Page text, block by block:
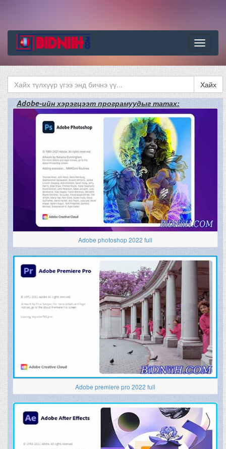
Цэс
Хайх
Adobe-ийн хэрэгцээт програмуудыг татах:
Adobe photoshop 2022 full
Adobe premiere pro 2022 full